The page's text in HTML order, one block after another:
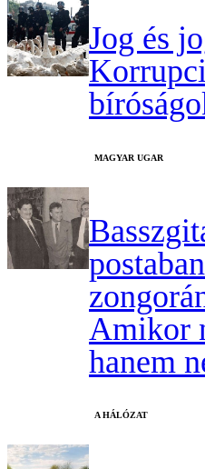
Jog és
MAGYAR UGAR
Amikor
hanem
A HÁLÓZAT